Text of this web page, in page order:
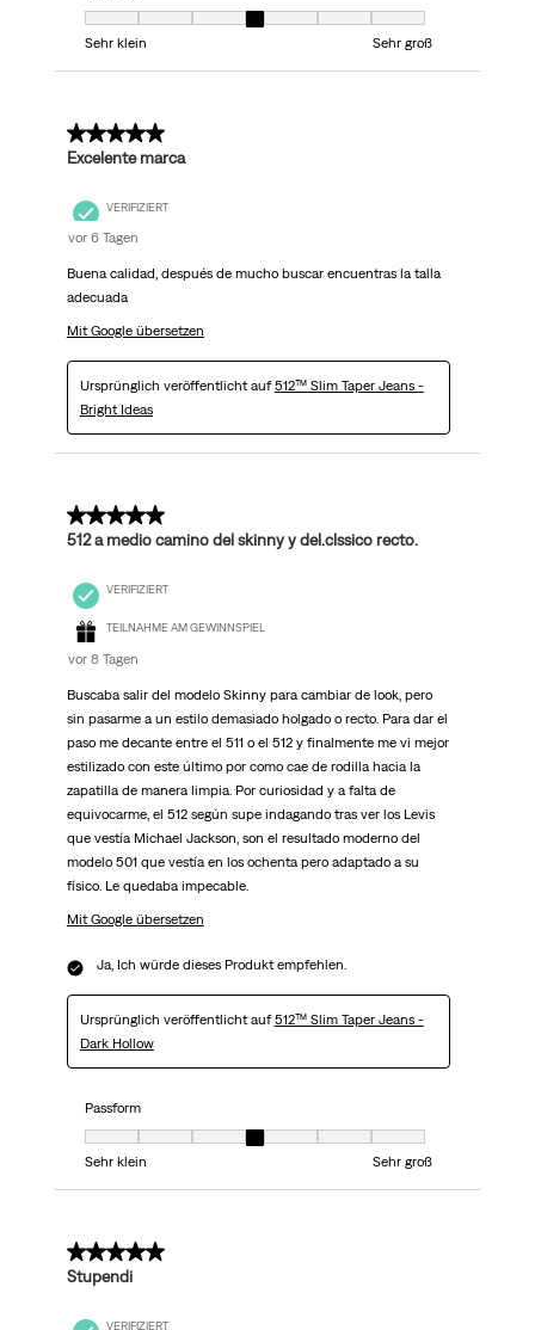
Passform, 4 von 7, wobei 1 gleich Sehr klein ist und 7 gleich Sehr groß
Sehr klein
Sehr groß
5 von 5 Sternen.
Excelente marca
VERIFIZIERT
vor 6 Tagen
Buena calidad, después de mucho buscar encuentras la talla
adecuada
Mit Google übersetzen
Ursprünglich veröffentlicht auf512™ Slim Taper Jeans -
Bright Ideas
5 von 5 Sternen.
512 a medio camino del skinny y del.clssico recto.
VERIFIZIERT
TEILNAHME AM GEWINNSPIEL
vor 8 Tagen
Buscaba salir del modelo Skinny para cambiar de look, pero
sin pasarme a un estilo demasiado holgado o recto. Para dar el
paso me decante entre el 511 o el 512 y finalmente me vi mejor
estilizado con este último por como cae de rodilla hacia la
zapatilla de manera limpia. Por curiosidad y a falta de
equivocarme, el 512 según supe indagando tras ver los Levis
que vestía Michael Jackson, son el resultado moderno del
modelo 501 que vestía en los ochenta pero adaptado a su
físico. Le quedaba impecable.
Mit Google übersetzen
Ja, Ich würde dieses Produkt empfehlen.
Ursprünglich veröffentlicht auf512™ Slim Taper Jeans -
Dark Hollow
Passform
Passform, 4 von 7, wobei 1 gleich Sehr klein ist und 7 gleich Sehr groß
Sehr klein
Sehr groß
5 von 5 Sternen.
Stupendi
VERIFIZIERT